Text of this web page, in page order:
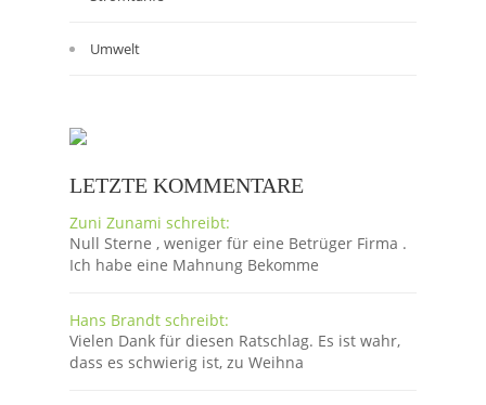
Umwelt
LETZTE KOMMENTARE
Zuni Zunami schreibt:
Null Sterne , weniger für eine Betrüger Firma .
Ich habe eine Mahnung Bekomme
Hans Brandt schreibt:
Vielen Dank für diesen Ratschlag. Es ist wahr,
dass es schwierig ist, zu Weihna